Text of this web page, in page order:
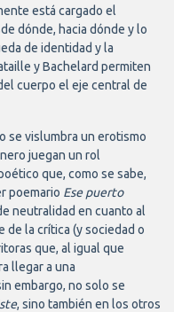
está cargado el
dónde, hacia dónde y lo
de identidad y la
y Bachelard permiten
cuerpo el eje central de
se vislumbra un erotismo
juegan un rol
que, como se sabe,
poemario Ese puerto
neutralidad en cuanto al
de la crítica (y sociedad o
que, al igual que
llegar a una
embargo, no solo se
, sino también en los otros